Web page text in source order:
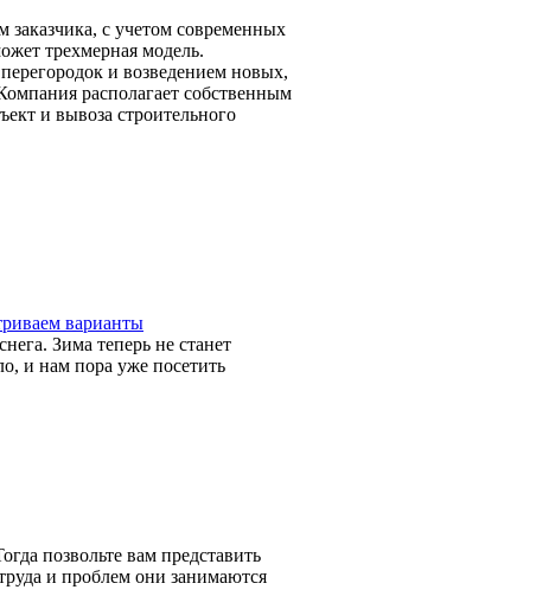
с учетом современных
трехмерная модель.
и возведением новых,
располагает собственным
и вывоза строительного
варианты
Зима теперь не станет
и нам пора уже посетить
позвольте вам представить
и проблем они занимаются